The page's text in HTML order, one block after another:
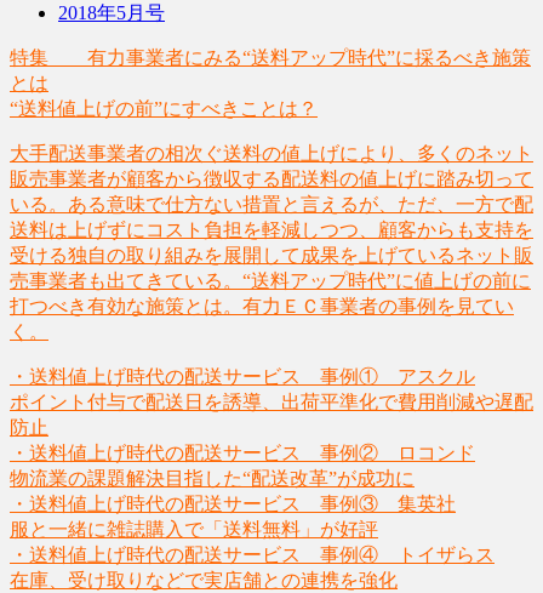
2018年5月号
特集 有力事業者にみる“送料アップ時代”に採るべき施策
とは
“送料値上げの前”にすべきことは？
大手配送事業者の相次ぐ送料の値上げにより、多くのネット
販売事業者が顧客から徴収する配送料の値上げに踏み切って
いる。ある意味で仕方ない措置と言えるが、ただ、一方で配
送料は上げずにコスト負担を軽減しつつ、顧客からも支持を
受ける独自の取り組みを展開して成果を上げているネット販
売事業者も出てきている。“送料アップ時代”に値上げの前に
打つべき有効な施策とは。有力ＥＣ事業者の事例を見てい
く。
・送料値上げ時代の配送サービス 事例① アスクル
ポイント付与で配送日を誘導、出荷平準化で費用削減や遅配
防止
・送料値上げ時代の配送サービス 事例② ロコンド
物流業の課題解決目指した“配送改革”が成功に
・送料値上げ時代の配送サービス 事例③ 集英社
服と一緒に雑誌購入で「送料無料」が好評
・送料値上げ時代の配送サービス 事例④ トイザらス
在庫、受け取りなどで実店舗との連携を強化